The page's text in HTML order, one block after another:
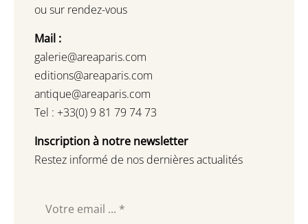
ou sur rendez-vous
Mail :
galerie@areaparis.com
editions@areaparis.com
antique@areaparis.com
Tel : +33(0) 9 81 79 74 73
Inscription à notre newsletter
Restez informé de nos dernières actualités